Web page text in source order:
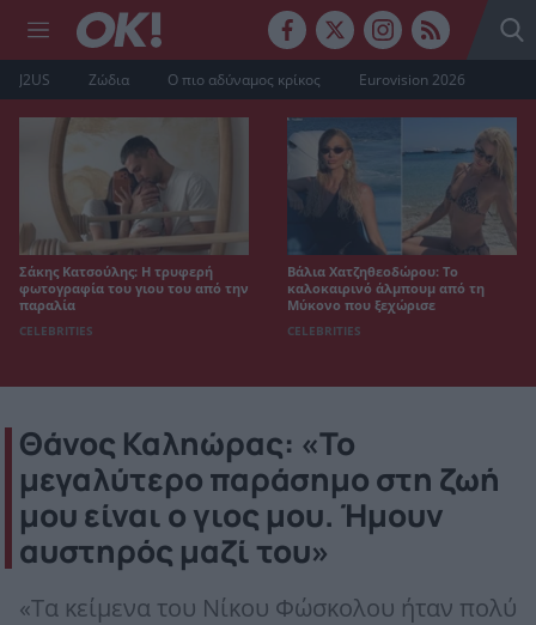
J2US Ζώδια Ο πιο αδύναμος κρίκος Eurovision 2026
Σάκης Κατσούλης: Η τρυφερή
φωτογραφία του γιου του από την
παραλία
CELEBRITIES
Βάλια Χατζηθεοδώρου: Το
καλοκαιρινό άλμπουμ από τη
Μύκονο που ξεχώρισε
CELEBRITIES
Θάνος Καληώρας: «Το
μεγαλύτερο παράσημο στη ζωή
μου είναι ο γιος μου. Ήμουν
αυστηρός μαζί του»
«Τα κείμενα του Νίκου Φώσκολου ήταν πολύ